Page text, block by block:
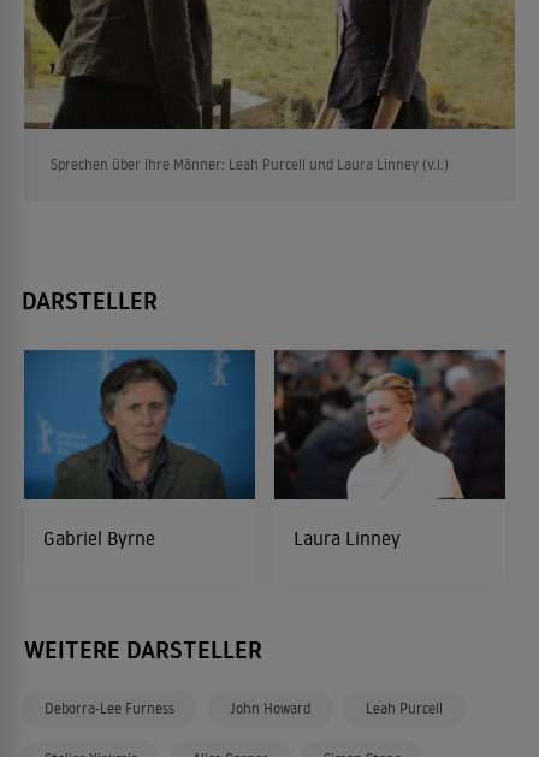
Sprechen über ihre Männer: Leah Purcell und Laura Linney (v.l.)
DARSTELLER
Gabriel Byrne Laura Linney
WEITERE DARSTELLER
Deborra-Lee Furness John Howard Leah Purcell